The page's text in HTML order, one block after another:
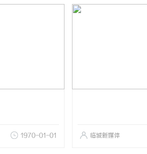
1970-01-01 临城新媒体